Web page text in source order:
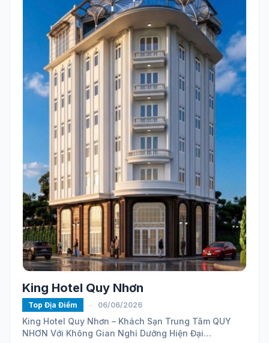
King Hotel Quy Nhơn
Top Địa Điểm - 06/06/2026
King Hotel Quy Nhơn – Khách Sạn Trung Tâm QUY
NHƠN Với Không Gian Nghỉ Dưỡng Hiện Đại